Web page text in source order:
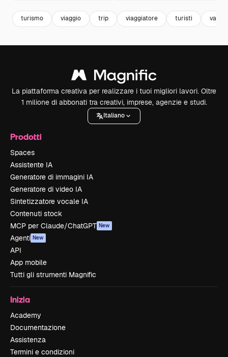
turismo viaggio trip viaggiatore turisti
La piattaforma creativa per realizzare i tuoi migliori lavori. Oltre
1 milione di abbonati tra creativi, imprese, agenzie e studi.
Italiano
Prodotti
Spaces
Assistente IA
Generatore di immagini IA
Generatore di video IA
Sintetizzatore vocale IA
Contenuti stock
MCP per Claude/ChatGPT New
Agenti New
API
App mobile
Tutti gli strumenti Magnific
Inizia
Academy
Documentazione
Assistenza
Termini e condizioni